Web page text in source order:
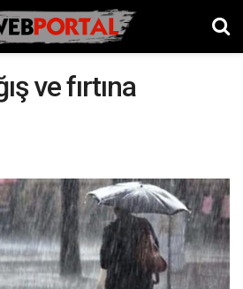
ve fırtına